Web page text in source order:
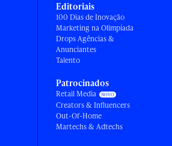
Editoriais
100 Dias de Inovação
Marketing na Olimpíada
Drops Agências &
Anunciantes
Talento
Patrocinados
Retail Media
Creators & Influencers
Out-Of-Home
Martechs & Adtechs